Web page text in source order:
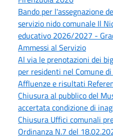
Bando per l'assegnazione
servizio nido comunale Il
educativo 2026/2027 -
Ammessi al Servizio
Al via le prenotazioni dei
per residenti nel Comune
Affluenze e risultati
Chiusura al pubblico del
accertata condizione di
Chiusura Uffici comunali
Ordinanza N.7 del